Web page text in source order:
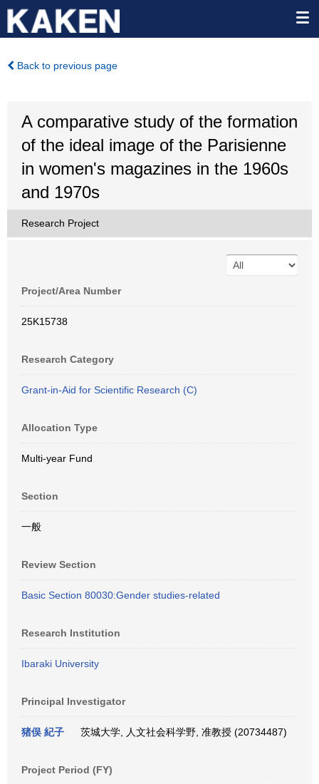
Back to previous page
A comparative study of the formation
of the ideal image of the Parisienne
in women's magazines in the 1960s
and 1970s
Research Project
Project/Area Number
25K15738
Research Category
Grant-in-Aid for Scientific Research (C)
Allocation Type
Multi-year Fund
Section
一般
Review Section
Basic Section 80030:Gender studies-related
Research Institution
Ibaraki University
Principal Investigator
猪俣 紀子 茨城大学, 人文社会科学野, 准教授 (20734487)
Project Period (FY)